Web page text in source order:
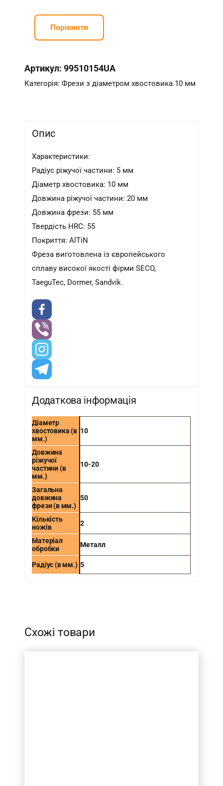
двозахідна
R5*D10*l20*L55
кількість
Порівняти
Артикул:99510154UA
Категорія:Фрези з діаметром хвостовика 10 мм
Опис
Характеристики:
Радіус ріжучої частини: 5 мм
Діаметр хвостовика: 10 мм
Довжина ріжучої частини: 20 мм
Довжина фрези: 55 мм
Твердість HRC: 55
Покриття: AlTiN
Фреза виготовлена ​​із європейського
сплаву високої якості фірми SECO,
TaeguTec, Dormer, Sandvik.
Додаткова інформація
Діаметр
хвостовика (в
мм.)
10
Довжина
ріжучої
частини (в
мм.)
10-20
Загальна
довжина
фрези (в мм.)
50
Кількість
ножів
2
Матеріал
обробки
Металл
Радіус (в мм.) 5
Схожі товари